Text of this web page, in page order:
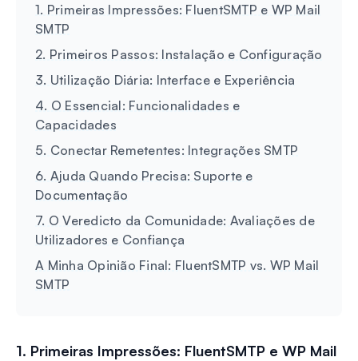
1. Primeiras Impressões: FluentSMTP e WP Mail
SMTP
2. Primeiros Passos: Instalação e Configuração
3. Utilização Diária: Interface e Experiência
4. O Essencial: Funcionalidades e
Capacidades
5. Conectar Remetentes: Integrações SMTP
6. Ajuda Quando Precisa: Suporte e
Documentação
7. O Veredicto da Comunidade: Avaliações de
Utilizadores e Confiança
A Minha Opinião Final: FluentSMTP vs. WP Mail
SMTP
1. Primeiras Impressões: FluentSMTP e WP Mail